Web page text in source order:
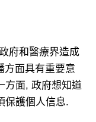
府和醫療界造成
方面具有重要意
方面, 政府想知道
保護個人信息.